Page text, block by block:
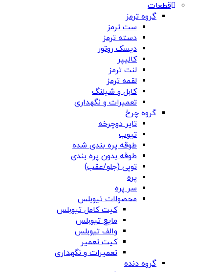
قطعات
گروه ترمز
ست ترمز
دسته ترمز
دیسک روتور
کالیپر
لنت ترمز
لقمه ترمز
کابل و شیلنگ
تعمیرات و نگهداری
گروه چرخ
تایر دوچرخه
تیوب
طوقه پره بندی شده
طوقه بدون پره بندی
توپی (جلو/عقب)
پره
سر پره
محصولات تیوبلس
کیت کامل تیوبلس
مایع تیوبلس
والف تیوبلس
کیت تعمیر
تعمیرات و نگهداری
گروه دنده